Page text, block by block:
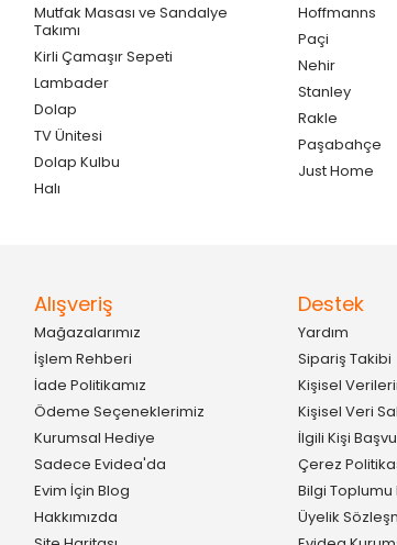
Mutfak Masası ve Sandalye
Takımı
Kirli Çamaşır Sepeti
Lambader
Dolap
TV Ünitesi
Dolap Kulbu
Halı
Hoffmanns
Paçi
Nehir
Stanley
Rakle
Paşabahçe
Just Home
Alışveriş
Mağazalarımız
İşlem Rehberi
İade Politikamız
Ödeme Seçeneklerimiz
Kurumsal Hediye
Sadece Evidea'da
Evim İçin Blog
Hakkımızda
Destek
Yardım
Sipariş Takibi
Kişisel
Kişisel Veri
İlgili Kişi
Çerez
Bilgi
Üyelik